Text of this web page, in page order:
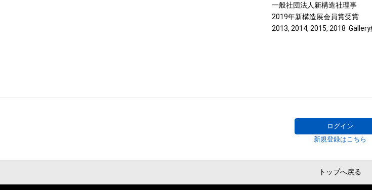
それらの権利につき登録等を出
は、本アイテムの著作権を有す
託を受けている者によって保護
・本アイテムの著作権を有す
・本アイテムに関する創作物
用またはその恐れのある利用
の他第三者が損害を被った場
一般社団法人新構造社理事
2019年新構造展会員賞受賞
2013, 2014, 2015, 2018
ログイン
新規登録はこちら
トップへ戻る